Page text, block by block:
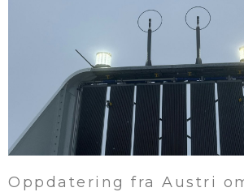
Oppdatering fra Austri